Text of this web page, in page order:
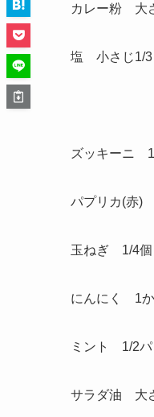
カレー粉 大
塩 小さじ1/3
ズッキーニ
パプリカ(赤)
玉ねぎ 1/4個
にんにく 1
ミント 1/2パ
サラダ油 大